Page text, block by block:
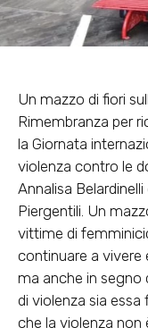
Un mazzo di fiori
Rimembranza per
la Giornata
violenza contro le
Annalisa
Piergentili. Un
vittime di
continuare a vivere
ma anche in segno
di violenza sia essa
che la violenza non